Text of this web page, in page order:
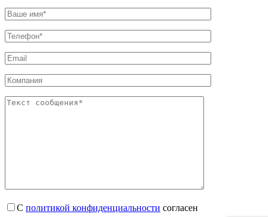
С политикой конфиденциальности согласен